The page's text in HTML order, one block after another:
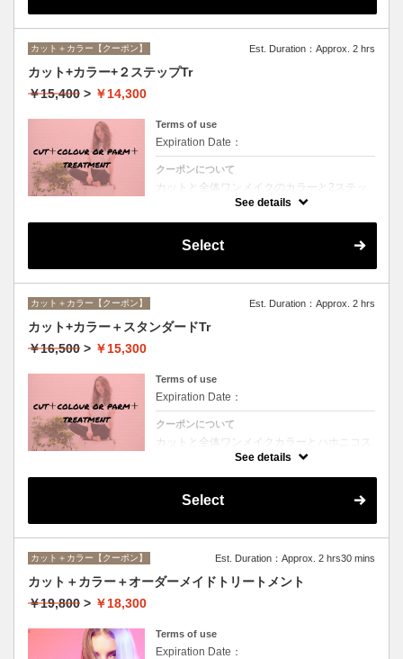
カット＋カラー【クーポン】 Est. Duration：Approx. 2 hrs
カット+カラー+２ステップTr
￥15,400 > ￥14,300
Terms of use
Expiration Date：
クーポンについて
カットと全体ワンメイクのカラーと2ステッ
プトリートメントのお得メニュー。デザイン
や髪の状態によってお薬を塗り分けます。シ
ャンプー、ブロー込、ロング料金なし
See details
Select
カット＋カラー【クーポン】 Est. Duration：Approx. 2 hrs
カット+カラー＋スタンダードTr
￥16,500 > ￥15,300
Terms of use
Expiration Date：
クーポンについて
カットと全体ワンメイクカラーとハホニコス
ペシャルトリートメントのオススメメニュー
♪デザインや髪の状態によってお薬を塗り分
けます。シャンプー、ブロー込み。ロング料
See details
Select
カット＋カラー【クーポン】 Est. Duration：Approx. 2 hrs30 mins
カット＋カラー＋オーダーメイドトリートメント
￥19,800 > ￥18,300
Terms of use
Expiration Date：